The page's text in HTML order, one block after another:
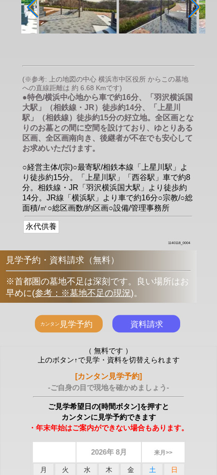
(※参考: 上の地図の中心 横浜市中区役所 からこの墓地
への直線距離は 約 6.68 Kmです)
●特色/横浜中心地から車で約16分、「羽沢横浜国
大駅」（相鉄線・JR）徒歩約14分、「上星川
駅」（相鉄線）徒歩約15分の好立地。全区画とな
りのお墓との間に空間を設けており、ゆとりある
区画、全区画南向き、後継者が不在でも安心して
お求めいただけます。
○経営主体/(宗)○最寄駅/相鉄本線「上星川駅」よ
り徒歩約15分。「上星川駅」「西谷駅」車で約8
分。相鉄線・JR「羽沢横浜国大駅」より徒歩約
14分。JR線「横浜駅」より車で約16分○宗教/○総
面積/㎡○総区画数/約区画○設備/管理事務所
永代供養
1140118_0004
見学予約・資料請求（無料）
※首都圏の墓地不足は深刻です。良い場所はお
早めに(参考：※墓地不足の現況)。
（ 無料です ）
上のボタン↑で見学・資料を切替えられます
[カンタン見学予約]
-ご自身の目で現地を確かめましょう-
ご見学希望日の[時間ボタン]を押すと
カンタンに見学予約できます
・年末年始はご案内ができない場合もあります。
2026年 8月 来月>>
月 火 水 木 金 土
日